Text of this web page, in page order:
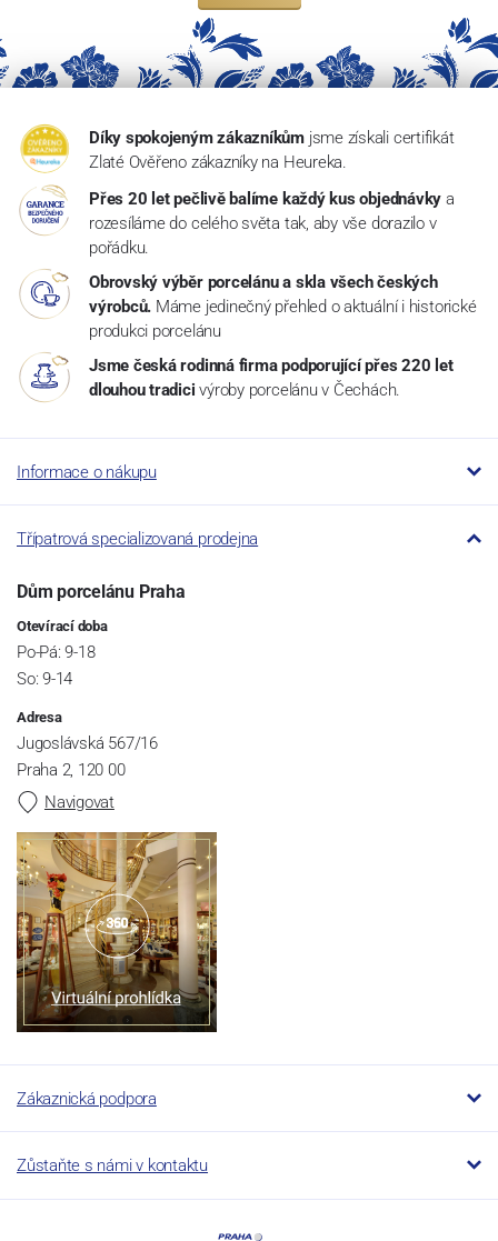
Díky spokojeným zákazníkům jsme získali certifikát
Zlaté Ověřeno zákazníky na Heureka.
Přes 20 let pečlivě balíme každý kus objednávky a
rozesíláme do celého světa tak, aby vše dorazilo v
pořádku.
Obrovský výběr porcelánu a skla všech českých
výrobců. Máme jedinečný přehled o aktuální i historické
produkci porcelánu
Jsme česká rodinná firma podporující přes 220 let
dlouhou tradici výroby porcelánu v Čechách.
Informace o nákupu
Třípatrová specializovaná prodejna
Dům porcelánu Praha
Otevírací doba
Po-Pá: 9-18
So: 9-14
Adresa
Jugoslávská 567/16
Praha 2, 120 00
Navigovat
Zákaznická podpora
Zůstaňte s námi v kontaktu